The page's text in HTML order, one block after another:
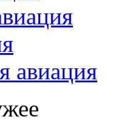
авиация